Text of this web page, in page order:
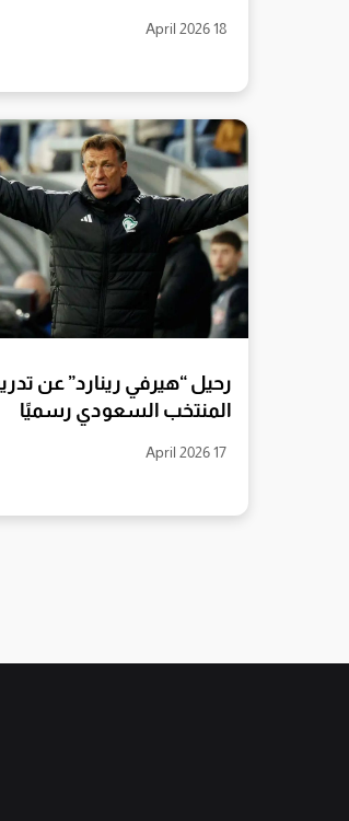
18 April 2026
رحيل “هيرفي رينارد” عن
المنتخب السعودي رسميًا
17 April 2026